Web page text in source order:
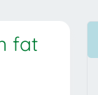
fat